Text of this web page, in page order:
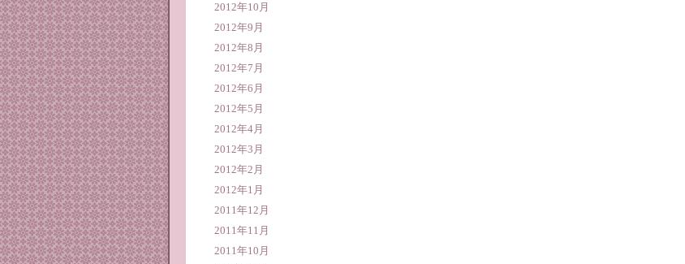
2012年10月
2012年9月
2012年8月
2012年7月
2012年6月
2012年5月
2012年4月
2012年3月
2012年2月
2012年1月
2011年12月
2011年11月
2011年10月